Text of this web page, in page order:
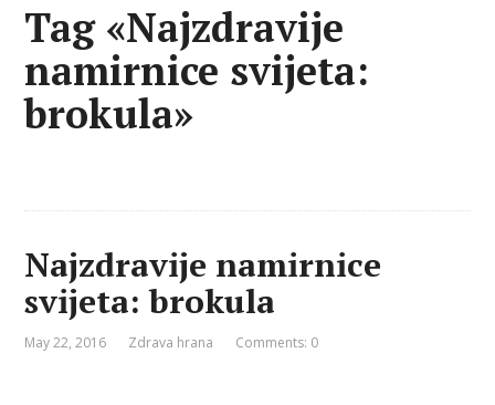
Tag «Najzdravije
namirnice svijeta:
brokula»
Najzdravije namirnice
svijeta: brokula
May 22, 2016 Zdrava hrana Comments: 0